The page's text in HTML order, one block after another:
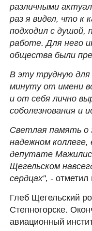
различными
раз я видел, что к
подходил с душой,
работе. Для него
общества были
В эту трудную для
минуту от имени
и от себя лично
соболезнования и
Светлая память о
надежном
депутате
Щегельском
сердцах", -
Глеб Щегельский
Степногорске.
авиационный